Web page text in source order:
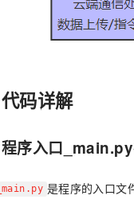
代码详解
程序入口
_main.py 是程序的入口文